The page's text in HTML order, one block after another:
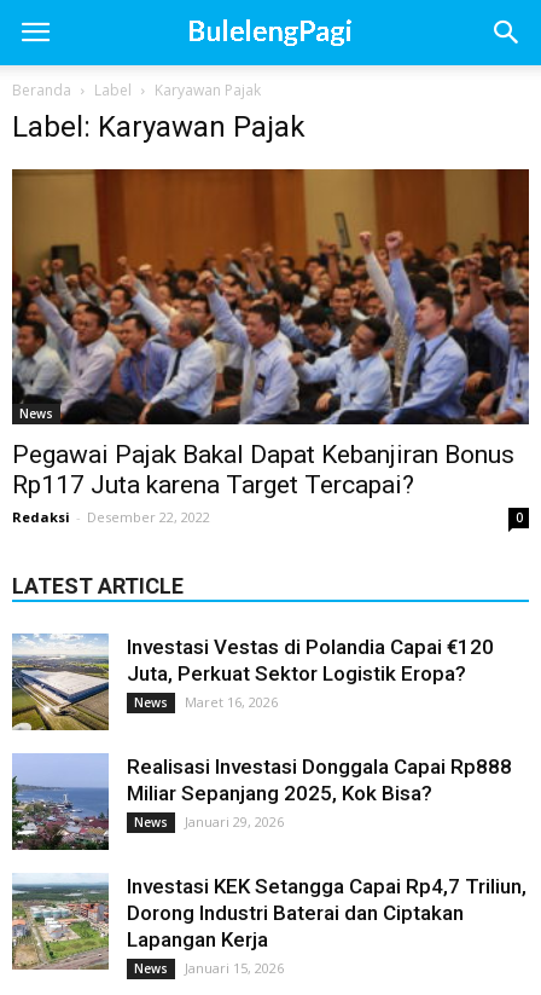
Beranda Label Karyawan Pajak
Label: Karyawan Pajak
News
Pegawai Pajak Bakal Dapat Kebanjiran Bonus
Rp117 Juta karena Target Tercapai?
Redaksi - Desember 22, 2022 0
LATEST ARTICLE
Investasi Vestas di Polandia Capai €120
Juta, Perkuat Sektor Logistik Eropa?
News Maret 16, 2026
Realisasi Investasi Donggala Capai Rp888
Miliar Sepanjang 2025, Kok Bisa?
News Januari 29, 2026
Investasi KEK Setangga Capai Rp4,7 Triliun,
Dorong Industri Baterai dan Ciptakan
Lapangan Kerja
News Januari 15, 2026